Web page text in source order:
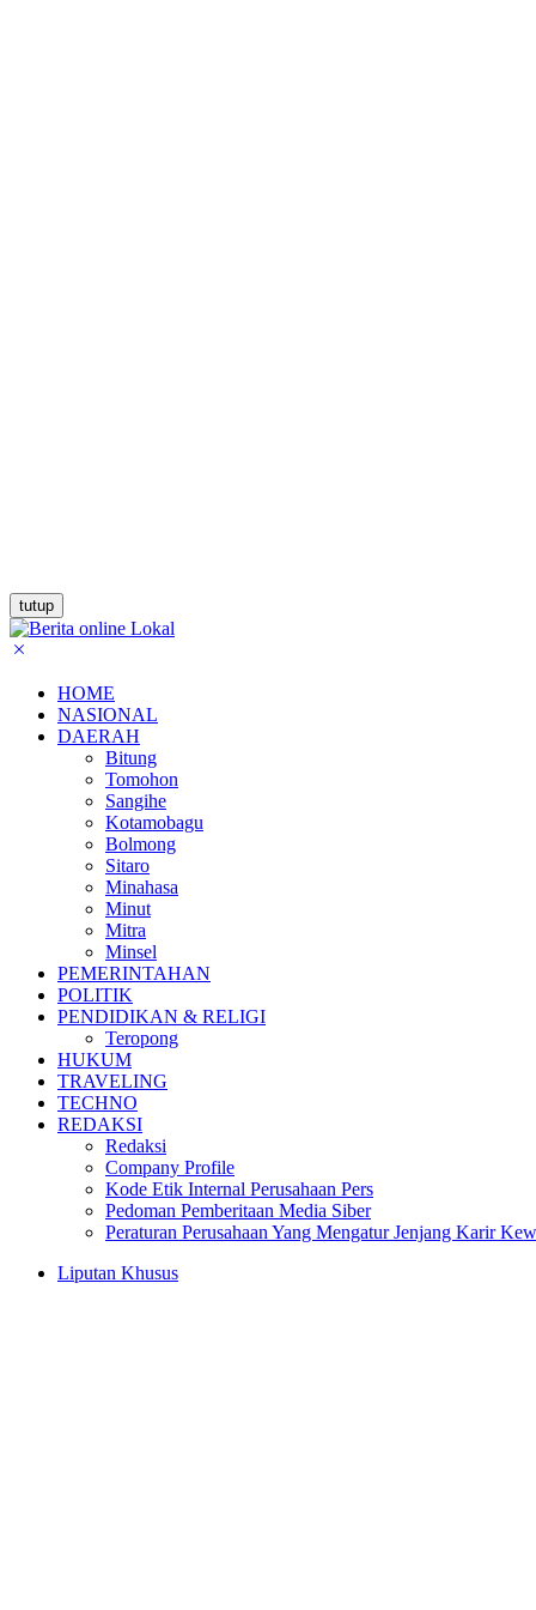
tutup
HOME
NASIONAL
DAERAH
Bitung
Tomohon
Sangihe
Kotamobagu
Bolmong
Sitaro
Minahasa
Minut
Mitra
Minsel
PEMERINTAHAN
POLITIK
PENDIDIKAN & RELIGI
Teropong
HUKUM
TRAVELING
TECHNO
REDAKSI
Redaksi
Company Profile
Kode Etik Internal Perusahaan Pers
Pedoman Pemberitaan Media Siber
Peraturan Perusahaan Yang Mengatur Jenjang Karir
Liputan Khusus